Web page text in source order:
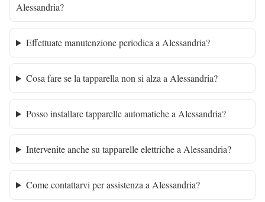
Alessandria?
Effettuate manutenzione periodica a Alessandria?
Cosa fare se la tapparella non si alza a Alessandria?
Posso installare tapparelle automatiche a Alessandria?
Intervenite anche su tapparelle elettriche a Alessandria?
Come contattarvi per assistenza a Alessandria?